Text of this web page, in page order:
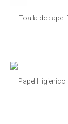
Toalla de papel
Papel Higiénico